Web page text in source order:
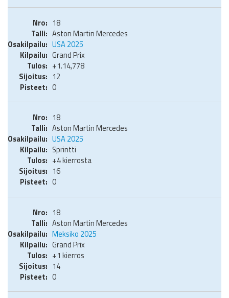
18
Aston Martin Mercedes
USA 2025
Grand Prix
+1.14,778
12
0
18
Aston Martin Mercedes
USA 2025
Sprintti
+4 kierrosta
16
0
18
Aston Martin Mercedes
Meksiko 2025
Grand Prix
+1 kierros
14
0